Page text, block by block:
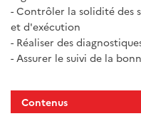
- Contrôler la solidité des
et d'exécution
- Réaliser des
- Assurer le suivi de la
Contenus